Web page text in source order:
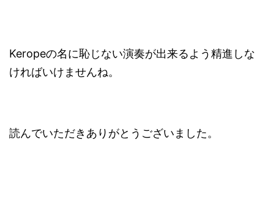
Keropeの名に恥じない演奏が出来るよう精進しな
ければいけませんね。
読んでいただきありがとうございました。